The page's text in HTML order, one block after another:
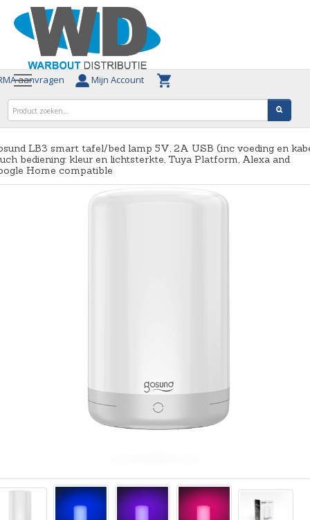
aanvragen Mijn Account
LB3 smart tafel/bed lamp 5V, 2A USB (inc voeding en
bediening: kleur en lichtsterkte, Tuya Platform, Alexa and
Home compatible